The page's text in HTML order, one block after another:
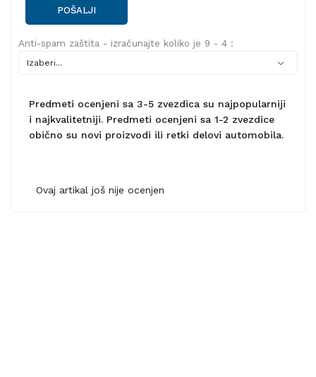
POŠALJI
Anti-spam zaštita - izračunajte koliko je 9 - 4 :
Predmeti ocenjeni sa 3-5 zvezdica su najpopularniji
i najkvalitetniji. Predmeti ocenjeni sa 1-2 zvezdice
obično su novi proizvodi ili retki delovi automobila.
Ovaj artikal još nije ocenjen